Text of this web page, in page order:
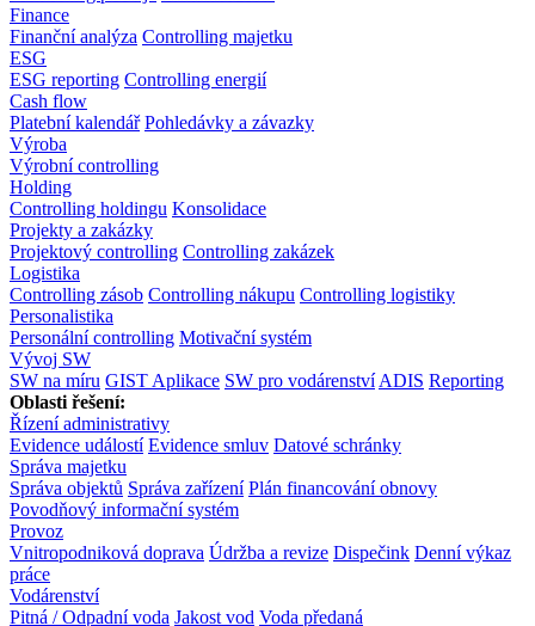
Finance
Finanční analýza Controlling majetku
ESG
ESG reporting Controlling energií
Cash flow
Platební kalendář Pohledávky a závazky
Výroba
Výrobní controlling
Holding
Controlling holdingu Konsolidace
Projekty a zakázky
Projektový controlling Controlling zakázek
Logistika
Controlling zásob Controlling nákupu Controlling logistiky
Personalistika
Personální controlling Motivační systém
Vývoj SW
SW na míru GIST Aplikace SW pro vodárenství ADIS Reporting
Oblasti řešení:
Řízení administrativy
Evidence událostí Evidence smluv Datové schránky
Správa majetku
Správa objektů Správa zařízení Plán financování obnovy
Povodňový informační systém
Provoz
Vnitropodniková doprava Údržba a revize Dispečink Denní výkaz
práce
Vodárenství
Pitná / Odpadní voda Jakost vod Voda předaná